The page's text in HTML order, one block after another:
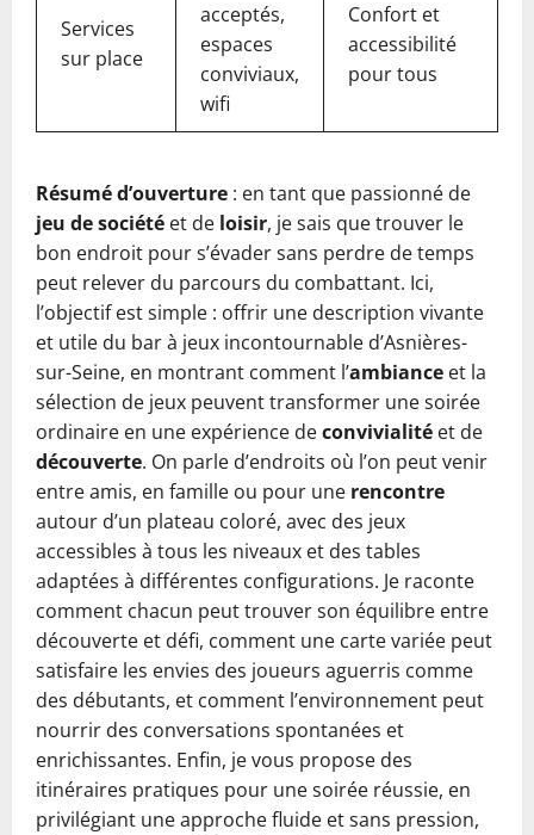
Services
sur place
acceptés,
espaces
conviviaux,
wifi
Confort et
accessibilité
pour tous
Résumé d’ouverture : en tant que passionné de
jeu de société et de loisir, je sais que trouver le
bon endroit pour s’évader sans perdre de temps
peut relever du parcours du combattant. Ici,
l’objectif est simple : offrir une description vivante
et utile du bar à jeux incontournable d’Asnières-
sur-Seine, en montrant comment l’ambiance et la
sélection de jeux peuvent transformer une soirée
ordinaire en une expérience deconvivialité et de
découverte. On parle d’endroits où l’on peut venir
entre amis, en famille ou pour une rencontre
autour d’un plateau coloré, avec des jeux
accessibles à tous les niveaux et des tables
adaptées à différentes configurations. Je raconte
comment chacun peut trouver son équilibre entre
découverte et défi, comment une carte variée peut
satisfaire les envies des joueurs aguerris comme
des débutants, et comment l’environnement peut
nourrir des conversations spontanées et
enrichissantes. Enfin, je vous propose des
itinéraires pratiques pour une soirée réussie, en
privilégiant une approche fluide et sans pression,